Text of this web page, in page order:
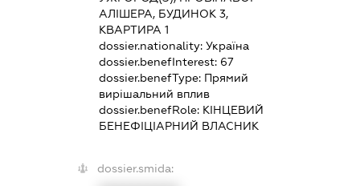
АЛІШЕРА, БУДИНОК 3,
КВАРТИРА 1
dossier.nationality:Україна
dossier.benefInterest: 67
dossier.benefType: Прямий
вирішальний вплив
dossier.benefRole: КІНЦЕВИЙ
БЕНЕФІЦІАРНИЙ ВЛАСНИК
dossier.smida: